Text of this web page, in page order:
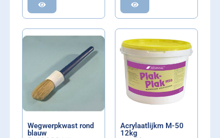
Wegwerpkwast rond
blauw
Acrylaatlijkm M-50
12kg